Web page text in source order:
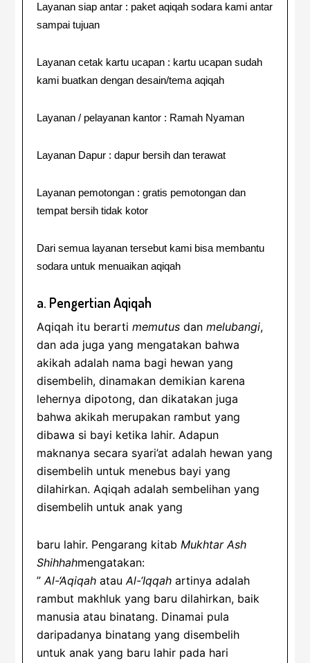
Layanan siap antar : paket aqiqah sodara kami antar
sampai tujuan
Layanan cetak kartu ucapan : kartu ucapan sudah
kami buatkan dengan desain/tema aqiqah
Layanan / pelayanan kantor : Ramah Nyaman
Layanan Dapur : dapur bersih dan terawat
Layanan pemotongan : gratis pemotongan dan
tempat bersih tidak kotor
Dari semua layanan tersebut kami bisa membantu
sodara untuk menuaikan aqiqah
a. Pengertian Aqiqah
Aqiqah itu berartimemutus danmelubangi,
dan ada juga yang mengatakan bahwa
akikah adalah nama bagi hewan yang
disembelih, dinamakan demikian karena
lehernya dipotong, dan dikatakan juga
bahwa akikah merupakan rambut yang
dibawa si bayi ketika lahir. Adapun
maknanya secara syari’at adalah hewan yang
disembelih untuk menebus bayi yang
dilahirkan. Aqiqah adalah sembelihan yang
disembelih untuk anak yang
baru lahir. Pengarang kitabMukhtar Ash
Shihhahmengatakan:
”Al-‘Aqiqah atauAl-‘Iqqah artinya adalah
rambut makhluk yang baru dilahirkan, baik
manusia atau binatang. Dinamai pula
daripadanya binatang yang disembelih
untuk anak yang baru lahir pada hari